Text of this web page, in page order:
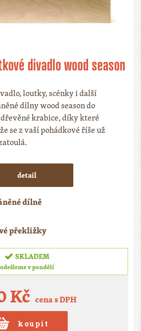
divadlo wood season
loutky, scénky i další
dílny wood season do
krabice, díky které
se z vaší pohádkové říše už
detail
dílně
překližky
SKLADEM
odešleme v pondělí
Kč cena s DPH